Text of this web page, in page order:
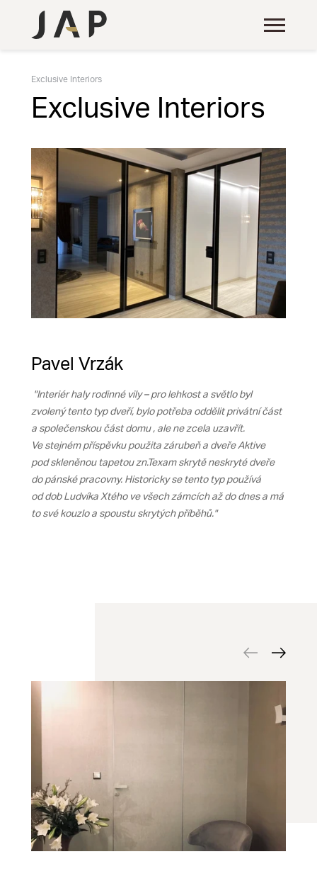
Exclusive Interiors
Exclusive Interiors
Pavel Vrzák
"Interiér haly rodinné vily – pro lehkost a světlo byl
zvolený tento typ dveří, bylo potřeba oddělit privátní část
a společenskou část domu , ale ne zcela uzavřít.
Ve stejném příspěvku použita zárubeň a dveře Aktive
pod skleněnou tapetou zn.Texam skrytě neskryté dveře
do pánské pracovny. Historicky se tento typ používá
od dob Ludvíka Xtého ve všech zámcích až do dnes a má
to své kouzlo a spoustu skrytých příběhů."